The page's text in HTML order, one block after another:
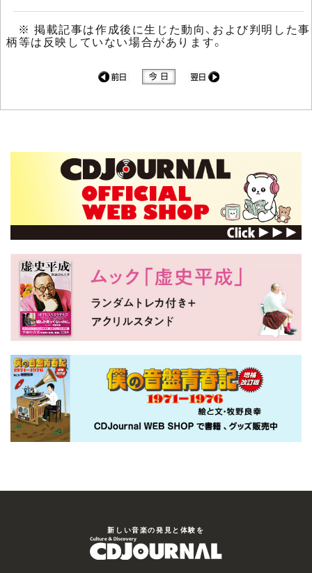
※ 掲載記事は作成後に生じた動向、および判明した事
柄等は反映していない場合があります。
新しい⾳楽の発⾒と体験を